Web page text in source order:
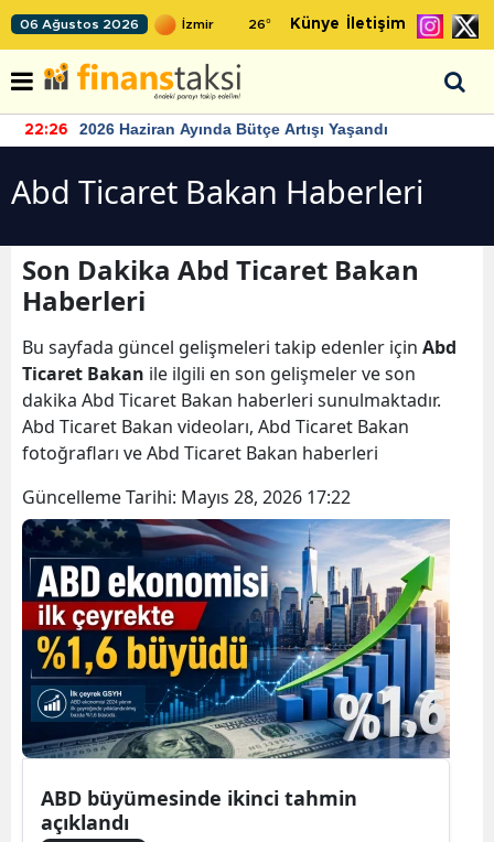
06 Ağustos 2026 26° Künye İletişim
22:26 2026 Haziran Ayında Bütçe Artışı Yaşandı
Abd Ticaret Bakan Haberleri
Son Dakika Abd Ticaret Bakan
Haberleri
Bu sayfada güncel gelişmeleri takip edenler için Abd
Ticaret Bakan ile ilgili en son gelişmeler ve son
dakika Abd Ticaret Bakan haberleri sunulmaktadır.
Abd Ticaret Bakan videoları, Abd Ticaret Bakan
fotoğrafları ve Abd Ticaret Bakan haberleri
Güncelleme Tarihi: Mayıs 28, 2026 17:22
ABD büyümesinde ikinci tahmin
açıklandı